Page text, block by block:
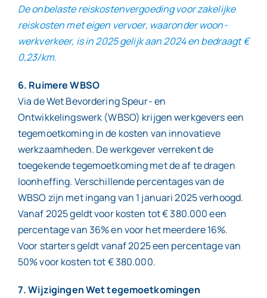
De onbelaste reiskostenvergoeding voor zakelijke
reiskosten met eigen vervoer, waaronder woon-
werkverkeer, is in 2025 gelijk aan 2024 en bedraagt €
0,23/km.
6. Ruimere WBSO
Via de Wet Bevordering Speur- en
Ontwikkelingswerk (WBSO) krijgen werkgevers een
tegemoetkoming in de kosten van innovatieve
werkzaamheden. De werkgever verrekent de
toegekende tegemoetkoming met de af te dragen
loonheffing. Verschillende percentages van de
WBSO zijn met ingang van 1 januari 2025 verhoogd.
Vanaf 2025 geldt voor kosten tot € 380.000 een
percentage van 36% en voor het meerdere 16%.
Voor starters geldt vanaf 2025 een percentage van
50% voor kosten tot € 380.000.
7. Wijzigingen Wet tegemoetkomingen